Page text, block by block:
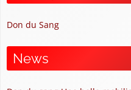
Don du Sang
News